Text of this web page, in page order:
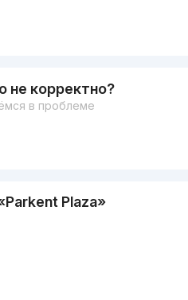
не корректно?
в проблеме
Plaza»